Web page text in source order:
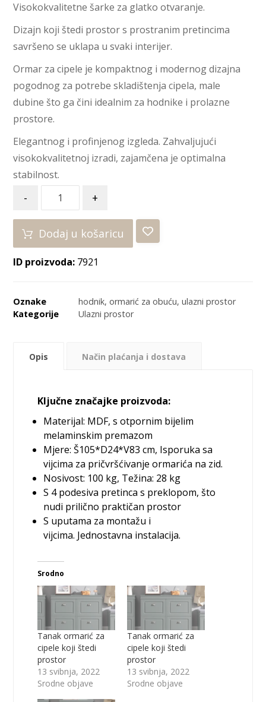
Visokokvalitetne šarke za glatko otvaranje.
Dizajn koji štedi prostor s prostranim pretincima
savršeno se uklapa u svaki interijer.
Ormar za cipele je kompaktnog i modernog dizajna
pogodnog za potrebe skladištenja cipela, male
dubine što ga čini idealnim za hodnike i prolazne
prostore.
Elegantnog i profinjenog izgleda. Zahvaljujući
visokokvalitetnoj izradi, zajamčena je optimalna
stabilnost.
- +
Dodaj u košaricu
ID proizvoda: 7921
Oznake hodnik,ormarić za obuću,ulazni prostor
Kategorije
Ulazni prostor
Opis Način plaćanja i dostava
Ključne značajke proizvoda:
Materijal: MDF, s otpornim bijelim
melaminskim premazom
Mjere: Š105*D24*V83 cm, Isporuka sa
vijcima za pričvršćivanje ormarića na zid.
Nosivost: 100 kg, Težina: 28 kg
S 4 podesiva pretinca s preklopom, što
nudi prilično praktičan prostor
S uputama za montažu i
vijcima. Jednostavna instalacija.
Srodno
Tanak ormarić za
cipele koji štedi
prostor
13 svibnja, 2022
Srodne objave
Tanak ormarić za
cipele koji štedi
prostor
13 svibnja, 2022
Srodne objave